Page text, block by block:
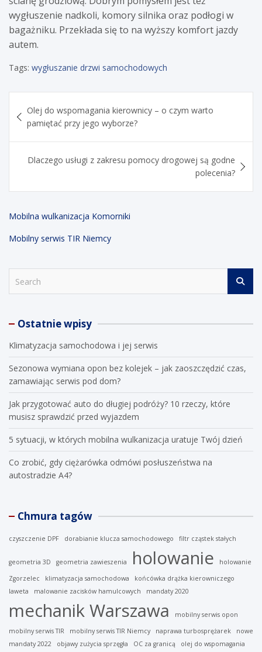
wygłuszenie nadkoli, komory silnika oraz podłogi w
bagażniku. Przekłada się to na wyższy komfort jazdy
autem.
Tags: wygłuszanie drzwi samochodowych
wpisu
Olej do wspomagania kierownicy – o czym warto
pamiętać przy jego wyborze?
Dlaczego usługi z zakresu pomocy drogowej są godne
polecenia?
Mobilna wulkanizacja Komorniki
Mobilny serwis TIR Niemcy
c Ostatnie wpisy
Klimatyzacja samochodowa i jej serwis
Sezonowa wymiana opon bez kolejek – jak zaoszczędzić czas,
zamawiając serwis pod dom?
Jak przygotować auto do długiej podróży? 10 rzeczy, które
musisz sprawdzić przed wyjazdem
5 sytuacji, w których mobilna wulkanizacja uratuje Twój dzień
Co zrobić, gdy ciężarówka odmówi posłuszeństwa na
autostradzie A4?
Chmura tagów
czyszczenie DPF dorabianie klucza samochodowego filtr cząstek stałych
geometria 3D geometria zawieszenia holowanie
holowanie
Zgorzelec
klimatyzacja samochodowa
końcówka drążka kierowniczego
laweta
malowanie zacisków hamulcowych mandaty 2020
mechanik Warszawa
mobilny serwis opon
mobilny serwis TIR
mobilny serwis TIR Niemcy naprawa turbosprężarek
nowe
mandaty 2022
objawy zużycia sprzęgła OC za granicą
olej do wspomagania